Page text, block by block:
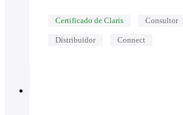
Certificado de Claris Consultor
Distribuidor Connect